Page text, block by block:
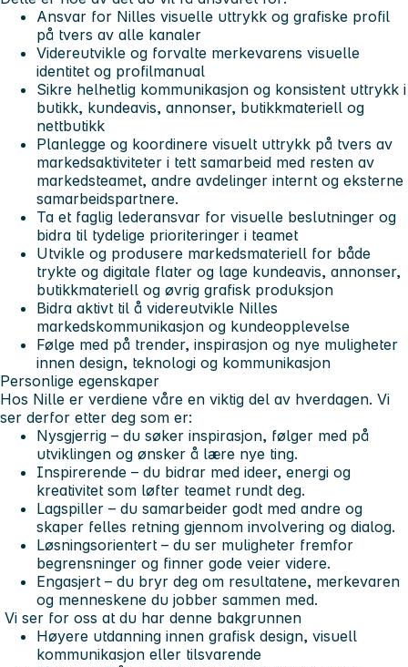
Ansvar for Nilles visuelle uttrykk og grafiske profil
på tvers av alle kanaler
Videreutvikle og forvalte merkevarens visuelle
identitet og profilmanual
Sikre helhetlig kommunikasjon og konsistent uttrykk i
butikk, kundeavis, annonser, butikkmateriell og
nettbutikk
Planlegge og koordinere visuelt uttrykk på tvers av
markedsaktiviteter i tett samarbeid med resten av
markedsteamet, andre avdelinger internt og eksterne
samarbeidspartnere.
Ta et faglig lederansvar for visuelle beslutninger og
bidra til tydelige prioriteringer i teamet
Utvikle og produsere markedsmateriell for både
trykte og digitale flater og lage kundeavis, annonser,
butikkmateriell og øvrig grafisk produksjon
Bidra aktivt til å videreutvikle Nilles
markedskommunikasjon og kundeopplevelse
Følge med på trender, inspirasjon og nye muligheter
innen design, teknologi og kommunikasjon
Personlige egenskaper
Hos Nille er verdiene våre en viktig del av hverdagen. Vi
ser derfor etter deg som er:
Nysgjerrig – du søker inspirasjon, følger med på
utviklingen og ønsker å lære nye ting.
Inspirerende – du bidrar med ideer, energi og
kreativitet som løfter teamet rundt deg.
Lagspiller – du samarbeider godt med andre og
skaper felles retning gjennom involvering og dialog.
Løsningsorientert – du ser muligheter fremfor
begrensninger og finner gode veier videre.
Engasjert – du bryr deg om resultatene, merkevaren
og menneskene du jobber sammen med.
Vi ser for oss at du har denne bakgrunnen
Høyere utdanning innen grafisk design, visuell
kommunikasjon eller tilsvarende